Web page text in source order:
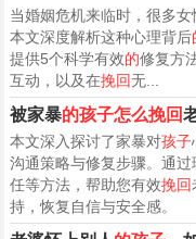
当婚姻危机来临时，很多女
本文深度解析这种心理背后
提供5个科学有效的修复方
互动，以及在挽回无...
被家暴的孩子怎么挽回
本文深入探讨了家暴对孩子
沟通策略与修复步骤。通过
任等方法，帮助您有效挽回
持，恢复自信与安全感。